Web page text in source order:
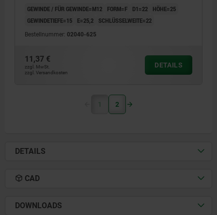
GEWINDE / FÜR GEWINDE=M12 FORM=F D1=22
HÖHE=25
GEWINDETIEFE=15
E=25,2 SCHLÜSSELWEITE=22
Bestellnummer: 02040-625
11,37 €
zzgl. MwSt.
zzgl. Versandkosten
DETAILS
1 2
DETAILS
CAD
DOWNLOADS